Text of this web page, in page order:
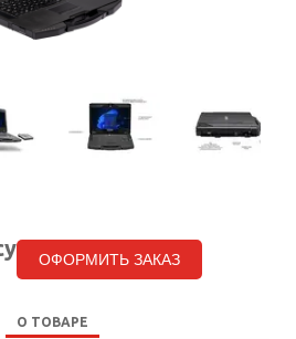
ОФОРМИТЬ ЗАКАЗ
О ТОВАРЕ